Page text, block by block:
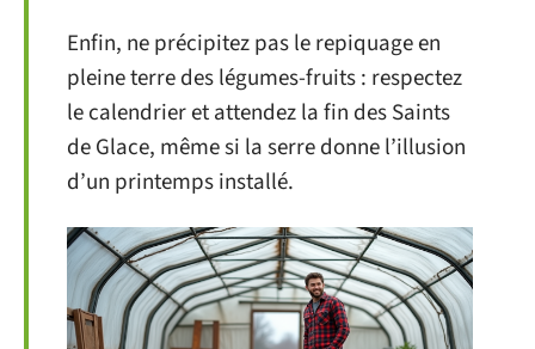
Enfin, ne précipitez pas le repiquage en
pleine terre des légumes-fruits : respectez
le calendrier et attendez la fin des Saints
de Glace, même si la serre donne l’illusion
d’un printemps installé.